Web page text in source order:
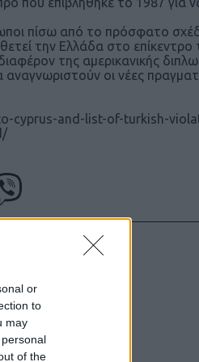
or
to
may
of the
πίσω από το πρόσφατο
την Ελλάδα στο επίκεντρο
της αμερικανικής
οι νέες
cyprus-and-list-of-turkish-
γραπτή
το